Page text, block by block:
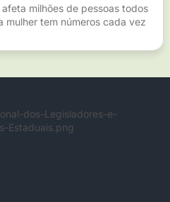
milhões de pessoas todos
mulher tem números cada vez